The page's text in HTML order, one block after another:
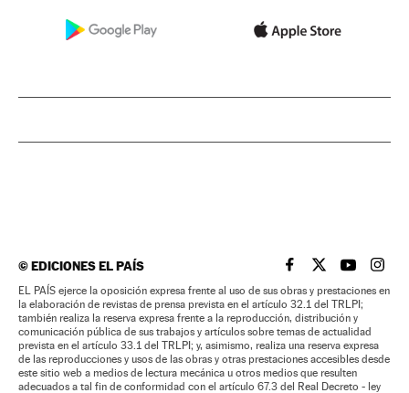
©EDICIONES EL PAÍS EL PAÍS BRASIL EN
EL PAÍSEL PAÍS
EL
EL PAÍS ejerce la oposición expresa frente al uso de sus obras y prestaciones en
la elaboración de revistas de prensa prevista en el artículo 32.1 del TRLPI;
también realiza la reserva expresa frente a la reproducción, distribución y
comunicación pública de sus trabajos y artículos sobre temas de actualidad
prevista en el artículo 33.1 del TRLPI; y, asimismo, realiza una reserva expresa
de las reproducciones y usos de las obras y otras prestaciones accesibles desde
este sitio web a medios de lectura mecánica u otros medios que resulten
adecuados a tal fin de conformidad con el artículo 67.3 del Real Decreto - ley